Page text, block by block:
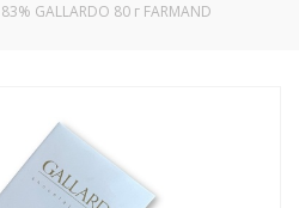
GALLARDO 80 г FARMAND